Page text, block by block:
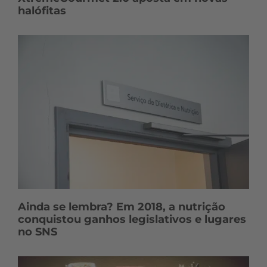
halófitas
Ainda se lembra? Em 2018, a nutrição
conquistou ganhos legislativos e lugares
no SNS